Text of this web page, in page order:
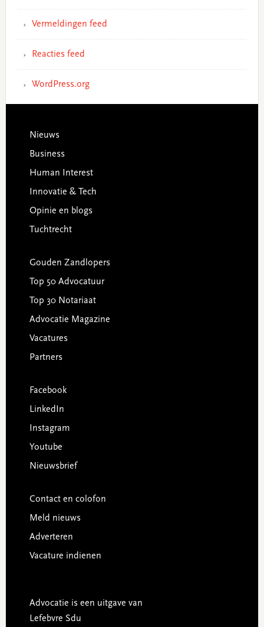
Vermeldingen feed
Reacties feed
WordPress.org
Footer
Nieuws
Business
Human Interest
Innovatie & Tech
Opinie en blogs
Tuchtrecht
Gouden Zandlopers
Top 50 Advocatuur
Top 30 Notariaat
Advocatie Magazine
Vacatures
Partners
Facebook
LinkedIn
Instagram
Youtube
Nieuwsbrief
Contact en colofon
Meld nieuws
Adverteren
Vacature indienen
Advocatie is een uitgave van
Lefebvre Sdu